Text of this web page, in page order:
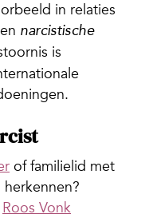
in relaties
narcistische
is
of familielid met
Roos Vonk